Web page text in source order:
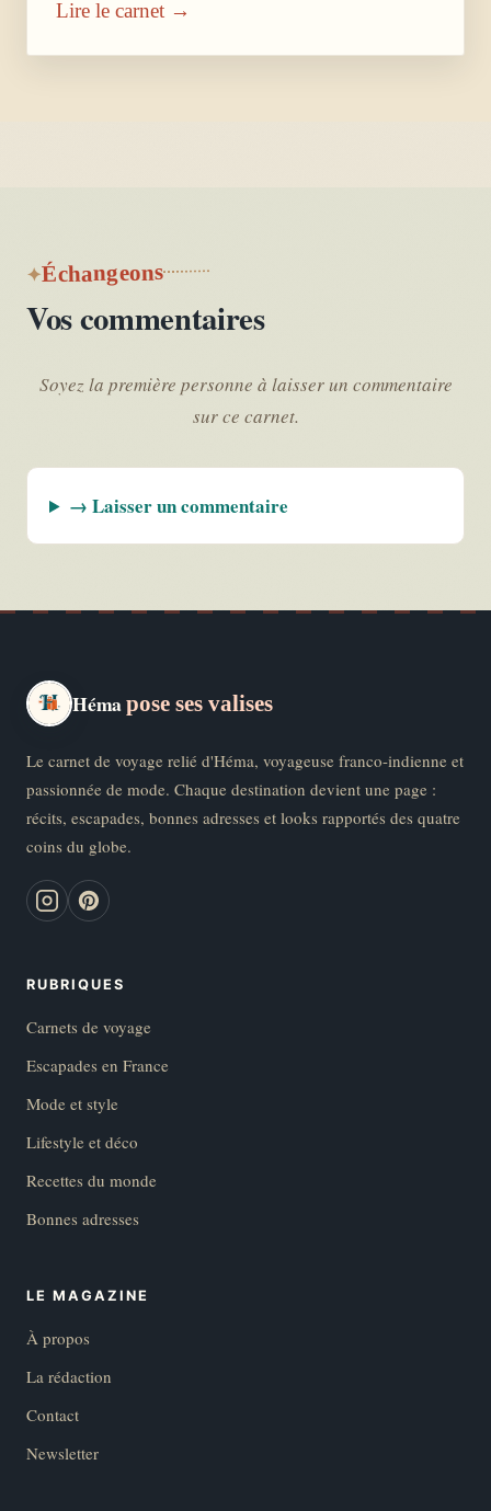
Lire le carnet →
Échangeons
Vos commentaires
Soyez la première personne à laisser un commentaire
sur ce carnet.
→ Laisser un commentaire
Hémapose ses valises
Le carnet de voyage relié d'Héma, voyageuse franco-indienne et
passionnée de mode. Chaque destination devient une page :
récits, escapades, bonnes adresses et looks rapportés des quatre
coins du globe.
RUBRIQUES
Carnets de voyage
Escapades en France
Mode et style
Lifestyle et déco
Recettes du monde
Bonnes adresses
LE MAGAZINE
À propos
La rédaction
Contact
Newsletter